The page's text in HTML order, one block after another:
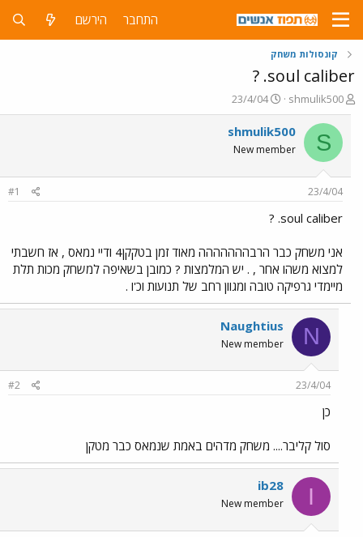
התחבר הירשם
קונסולות משחק
soul caliber. ?
פ
ו
ת
ח
ה
ש
א
shmulik500
פ
ו
ר
ם
23/4/04
S
shmulik500
New member
23/4/04
#1
soul caliber. ?
אני משחק כבר הרבההההההה מאוד זמן בטקקן4 ודיי נמאס , אז חשבתי
למצוא משהו אחר , . יש המלמצות ? כמובן בשאיפה למשחק מכות תלת
מיימדי גרפיקה טובה ומגוון רחב של תנועות וכ'ו .
N
Naughtius
New member
23/4/04
#2
כן
סול קליבר.... משחק מדהים באמת שנמאס כבר מטקן
I
ib28
New member